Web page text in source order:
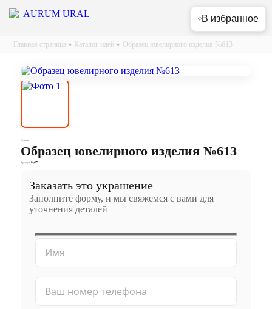
Главная страница» Каталог идей » Образец ювелирного изделия №613
Серьги
Образец ювелирного изделия №613
Артикул: Сц-122
Заказать это украшение
Заполните форму, и мы свяжемся с вами для
уточнения деталей
В избранное